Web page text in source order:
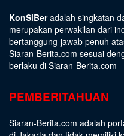
KonSiBeradalah singkatan
merupakan perwakilan dari
bertanggung-jawab penuh
Siaran-Berita.com sesuai
berlaku di Siaran-Berita.com
PEMBERITAHUAN
Siaran-Berita.com adalah